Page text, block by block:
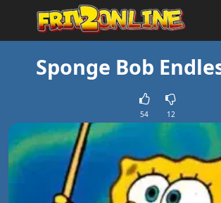
Sponge Bob
54 12